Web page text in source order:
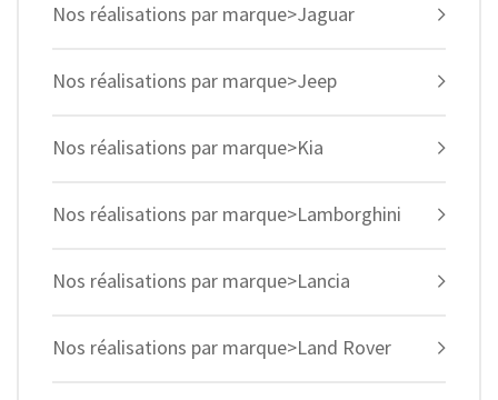
Nos réalisations par marque>Jaguar
Nos réalisations par marque>Jeep
Nos réalisations par marque>Kia
Nos réalisations par marque>Lamborghini
Nos réalisations par marque>Lancia
Nos réalisations par marque>Land Rover